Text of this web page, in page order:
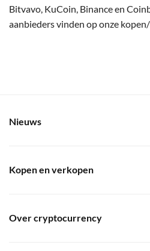
Bitvavo, KuCoin, Binance en
aanbieders vinden op onze
Nieuws
Kopen en verkopen
Over cryptocurrency